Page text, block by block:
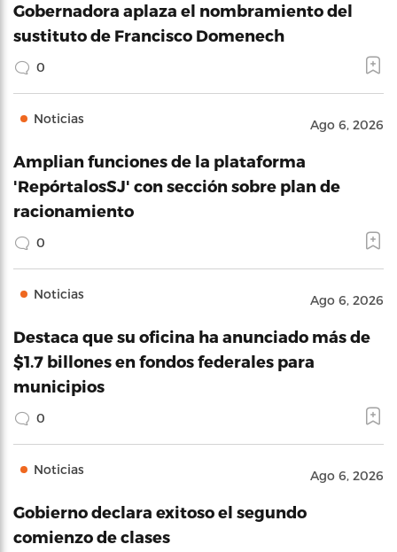
Gobernadora aplaza el nombramiento del
sustituto de Francisco Domenech
0
Noticias Ago 6, 2026
Amplian funciones de la plataforma
'RepórtalosSJ' con sección sobre plan de
racionamiento
0
Noticias Ago 6, 2026
Destaca que su oficina ha anunciado más de
$1.7 billones en fondos federales para
municipios
0
Noticias Ago 6, 2026
Gobierno declara exitoso el segundo
comienzo de clases